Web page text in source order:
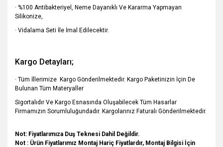
· %100 Antibakteriyel, Neme Dayanıklı Ve Kararma Yapmayan
Silikonize,
· Vidalama Seti İle İmal Edilecektir.
Kargo Detayları;
· Tüm İllerimize Kargo Gönderilmektedir. Kargo Paketinizin İçin De
Bulunan Tüm Materyaller
Sigortalıdır Ve Kargo Esnasında Oluşabilecek Tüm Hasarlar
Firmamızın Sorumluluğundadır. Kargolarınız Faturalı Gönderilmektedir.
Not: Fiyatlarımıza Duş Teknesi Dahil Değildir.
Not : Ürün Fiyatlarımız Montaj Hariç Fiyatlardır, Montaj Bilgisi İçin